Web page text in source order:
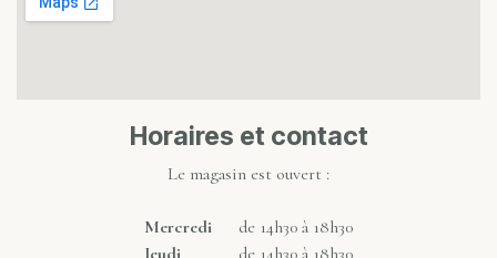
Horaires et contact
Le magasin est ouvert :
Mercredi de 14h30 à 18h30